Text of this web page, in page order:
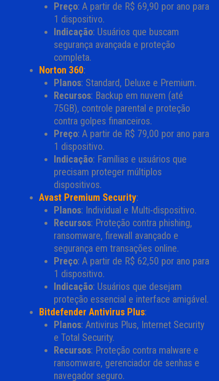
Preço: A partir de R$ 69,90 por ano para
1 dispositivo.
Indicação: Usuários que buscam
segurança avançada e proteção
completa.
Norton 360:
Planos: Standard, Deluxe e Premium.
Recursos: Backup em nuvem (até
75GB), controle parental e proteção
contra golpes financeiros.
Preço: A partir de R$ 79,00 por ano para
1 dispositivo.
Indicação: Famílias e usuários que
precisam proteger múltiplos
dispositivos.
Avast Premium Security:
Planos: Individual e Multi-dispositivo.
Recursos: Proteção contra phishing,
ransomware, firewall avançado e
segurança em transações online.
Preço: A partir de R$ 62,50 por ano para
1 dispositivo.
Indicação: Usuários que desejam
proteção essencial e interface amigável.
Bitdefender Antivirus Plus:
Planos: Antivirus Plus, Internet Security
e Total Security.
Recursos: Proteção contra malware e
ransomware, gerenciador de senhas e
navegador seguro.